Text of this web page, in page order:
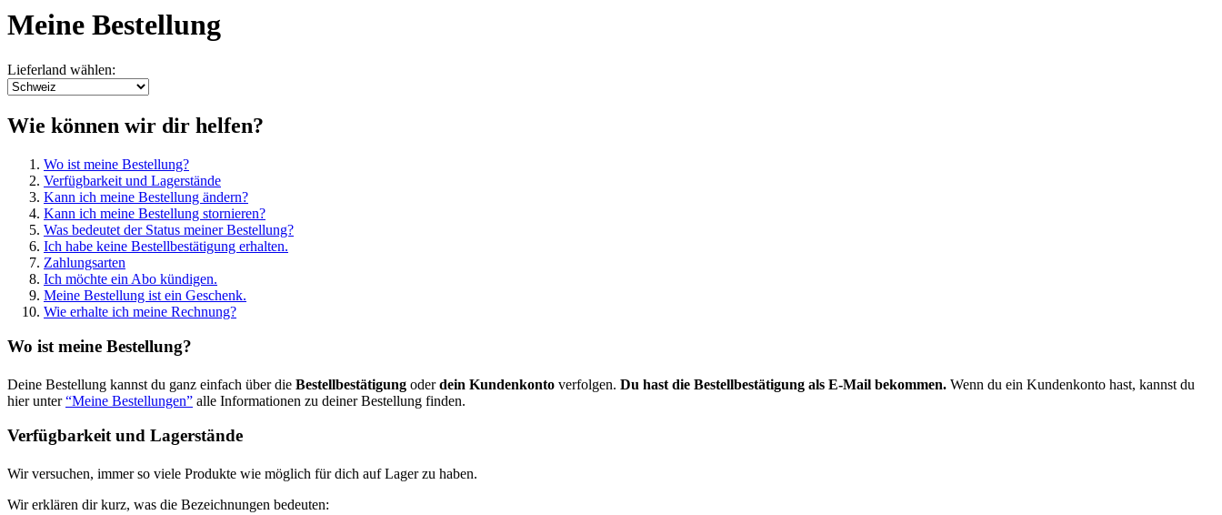
Meine Bestellung
Lieferland wählen:
Wie können wir dir helfen?
Wo ist meine Bestellung?
Verfügbarkeit und Lagerstände
Kann ich meine Bestellung ändern?
Kann ich meine Bestellung stornieren?
Was bedeutet der Status meiner Bestellung?
Ich habe keine Bestellbestätigung erhalten.
Zahlungsarten
Ich möchte ein Abo kündigen.
Meine Bestellung ist ein Geschenk.
Wie erhalte ich meine Rechnung?
Wo ist meine Bestellung?
Deine Bestellung kannst du ganz einfach über die Bestellbestätigung oderdein Kundenkonto verfolgen. Du hast die Bestellbestätigung als E-Mail bekommen. Wenn du ein Kundenkonto hast, kannst du
hier unter“Meine Bestellungen” alle Informationen zu deiner Bestellung finden.
Verfügbarkeit und Lagerstände
Wir versuchen, immer so viele Produkte wie möglich für dich auf Lager zu haben.
Wir erklären dir kurz, was die Bezeichnungen bedeuten: